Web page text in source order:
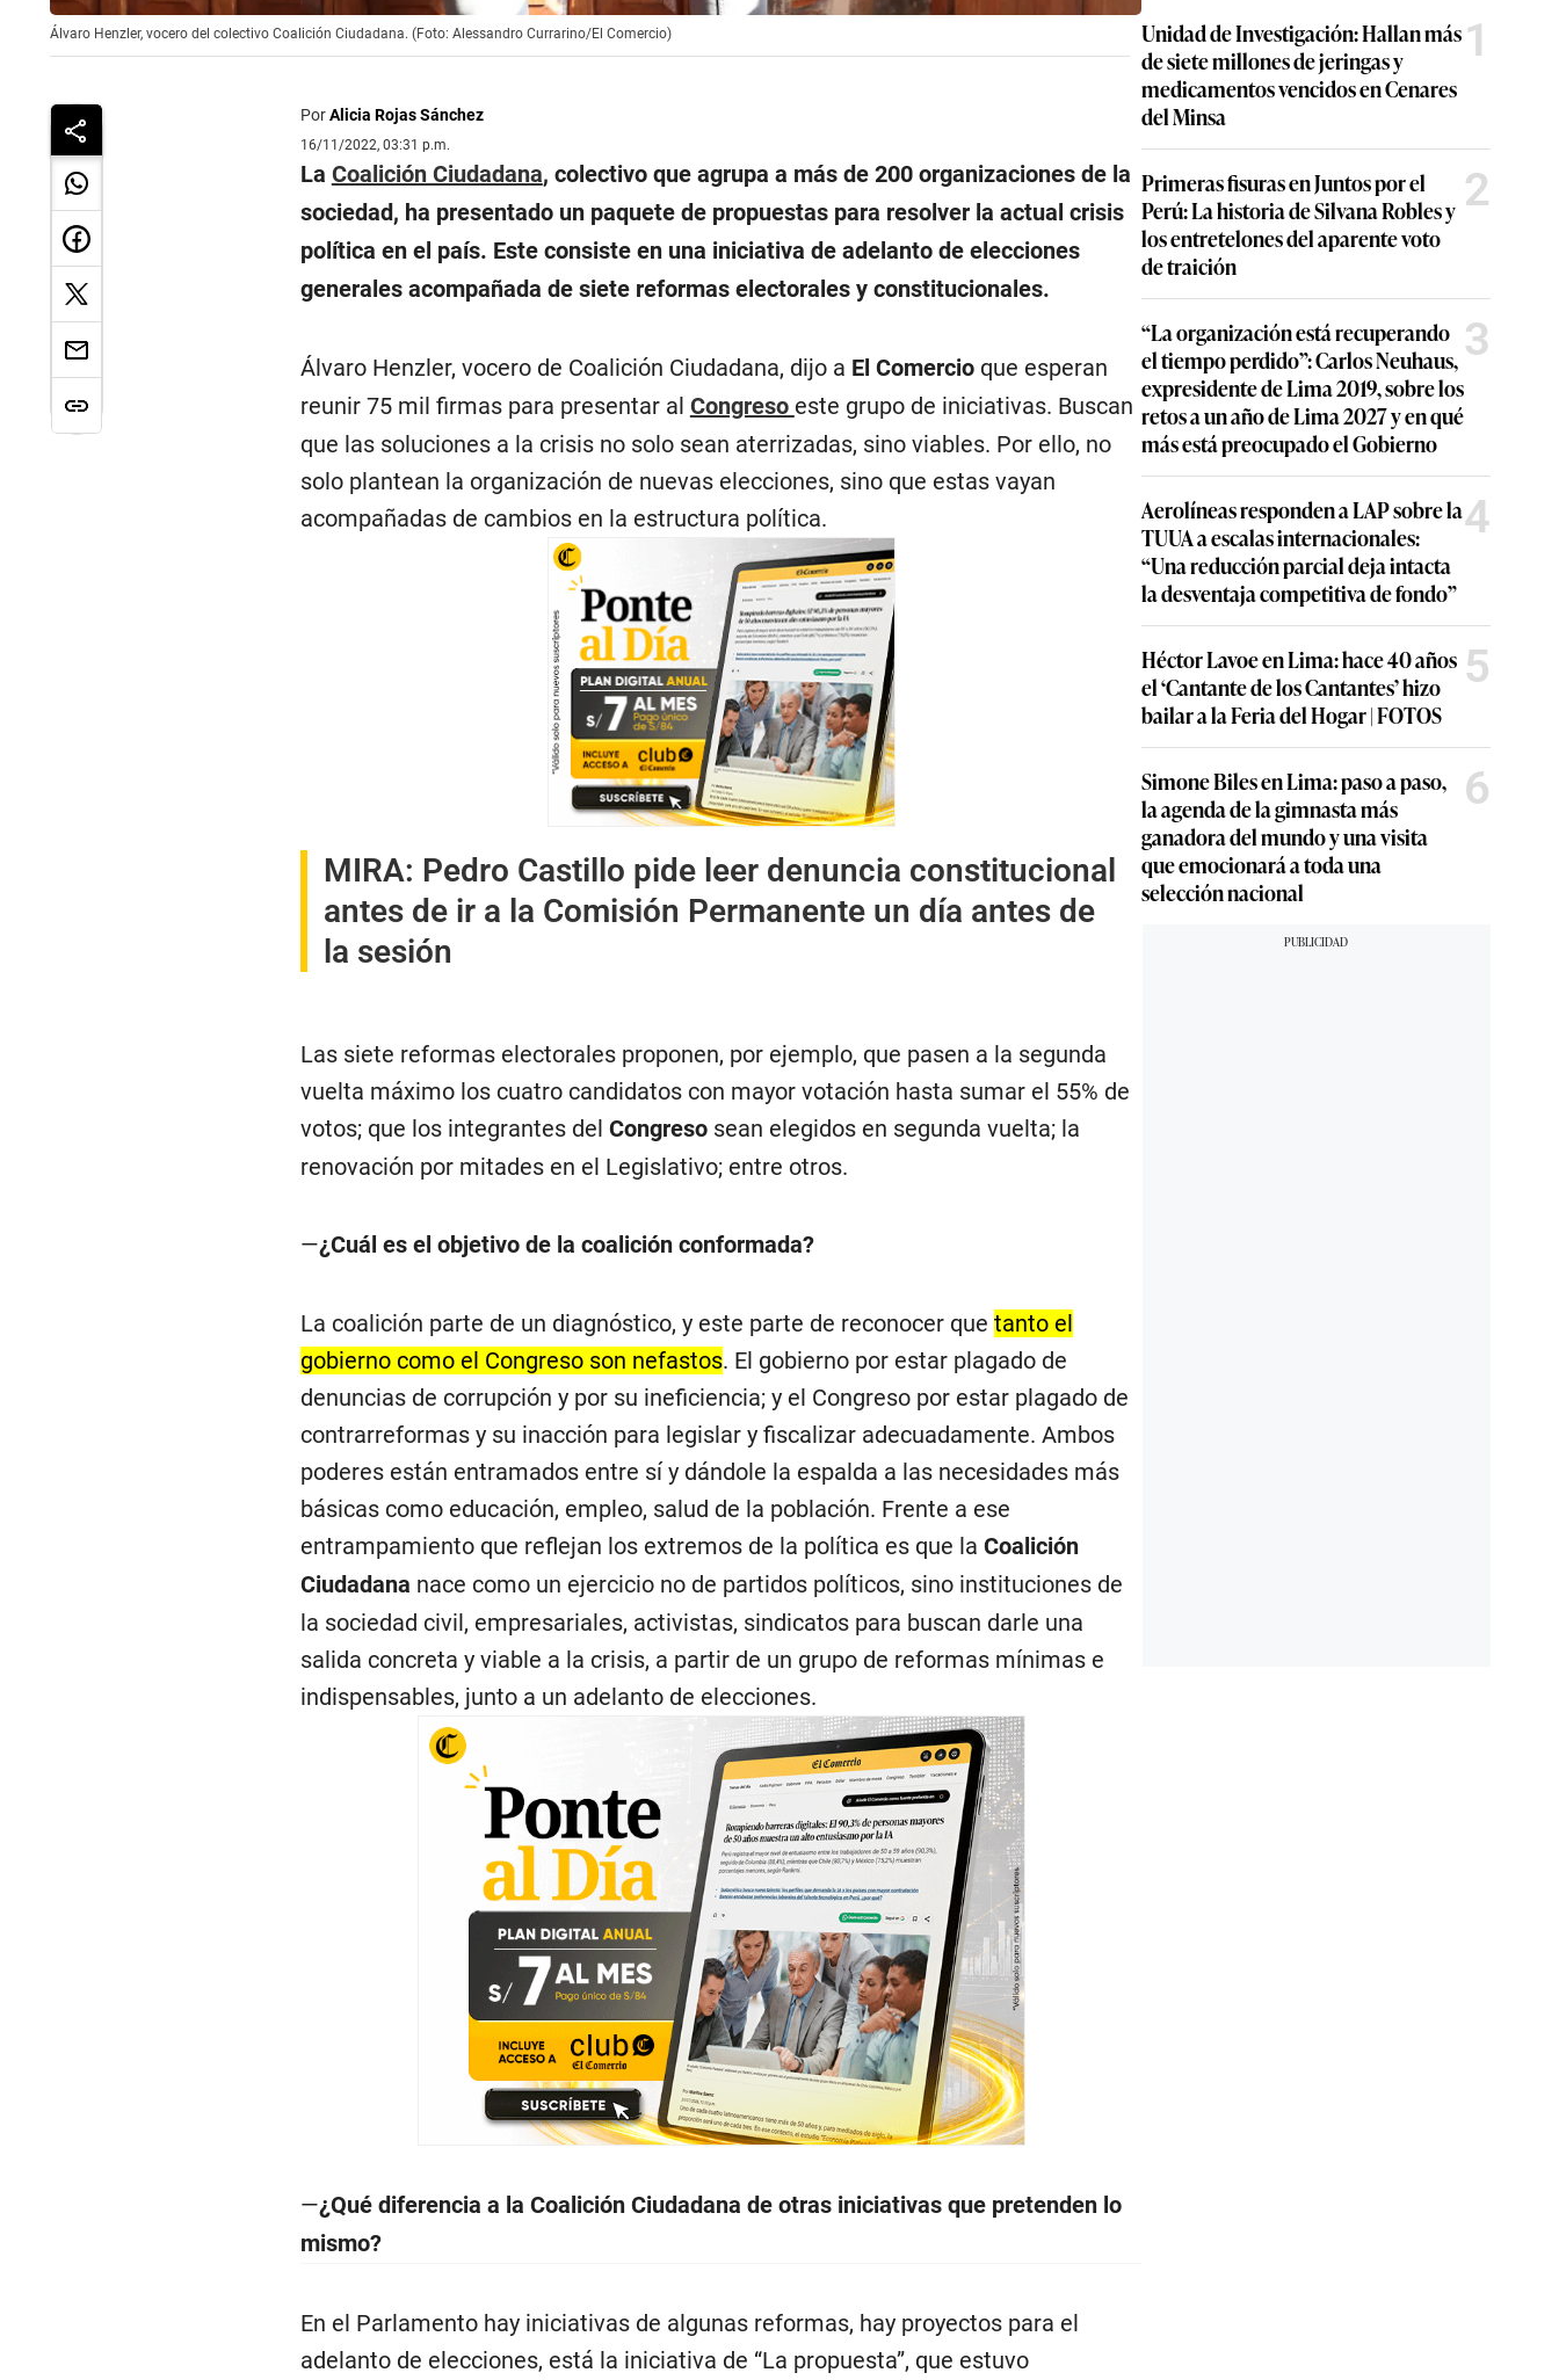
Álvaro Henzler, vocero del colectivo Coalición Ciudadana. (Foto: Alessandro Currarino/El Comercio)
PorAlicia Rojas Sánchez
16/11/2022, 03:31 p.m.
La Coalición Ciudadana, colectivo que agrupa a más de 200 organizaciones de la
sociedad, ha presentado un paquete de propuestas para resolver la actual crisis
política en el país. Este consiste en una iniciativa de adelanto de elecciones
generales acompañada de siete reformas electorales y constitucionales.
Álvaro Henzler, vocero de Coalición Ciudadana, dijo a El Comercio que esperan
reunir 75 mil firmas para presentar al Congreso este grupo de iniciativas. Buscan
que las soluciones a la crisis no solo sean aterrizadas, sino viables. Por ello, no
solo plantean la organización de nuevas elecciones, sino que estas vayan
acompañadas de cambios en la estructura política.
MIRA: Pedro Castillo pide leer denuncia constitucional
antes de ir a la Comisión Permanente un día antes de
la sesión
Las siete reformas electorales proponen, por ejemplo, que pasen a la segunda
vuelta máximo los cuatro candidatos con mayor votación hasta sumar el 55% de
votos; que los integrantes del Congreso sean elegidos en segunda vuelta; la
renovación por mitades en el Legislativo; entre otros.
—¿Cuál es el objetivo de la coalición conformada?
La coalición parte de un diagnóstico, y este parte de reconocer que tanto el
gobierno como el Congreso son nefastos. El gobierno por estar plagado de
denuncias de corrupción y por su ineficiencia; y el Congreso por estar plagado de
contrarreformas y su inacción para legislar y fiscalizar adecuadamente. Ambos
poderes están entramados entre sí y dándole la espalda a las necesidades más
básicas como educación, empleo, salud de la población. Frente a ese
entrampamiento que reflejan los extremos de la política es que la Coalición
Ciudadana nace como un ejercicio no de partidos políticos, sino instituciones de
la sociedad civil, empresariales, activistas, sindicatos para buscan darle una
salida concreta y viable a la crisis, a partir de un grupo de reformas mínimas e
indispensables, junto a un adelanto de elecciones.
—¿Qué diferencia a la Coalición Ciudadana de otras iniciativas que pretenden lo
mismo?
En el Parlamento hay iniciativas de algunas reformas, hay proyectos para el
adelanto de elecciones, está la iniciativa de “La propuesta”, que estuvo
Unidad de Investigación: Hallan más
de siete millones de jeringas y
medicamentos vencidos en Cenares
del Minsa
1
Primeras fisuras en Juntos por el
Perú: La historia de Silvana Robles y
los entretelones del aparente voto
de traición
2
“La organización está recuperando
el tiempo perdido”: Carlos Neuhaus,
expresidente de Lima 2019, sobre los
retos a un año de Lima 2027 y en qué
más está preocupado el Gobierno
3
Aerolíneas responden a LAP sobre la
TUUA a escalas internacionales:
“Una reducción parcial deja intacta
la desventaja competitiva de fondo”
4
Héctor Lavoe en Lima: hace 40 años
el ‘Cantante de los Cantantes’ hizo
bailar a la Feria del Hogar | FOTOS
5
Simone Biles en Lima: paso a paso,
la agenda de la gimnasta más
ganadora del mundo y una visita
que emocionará a toda una
selección nacional
6